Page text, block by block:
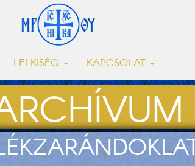
LELKISÉG KAPCSOLAT